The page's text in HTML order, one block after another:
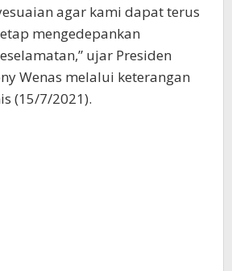
agar kami dapat terus
mengedepankan
ujar Presiden
Wenas melalui keterangan
(15/7/2021).